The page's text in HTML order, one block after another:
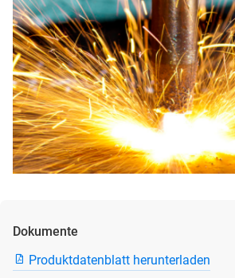
Dokumente
Produktdatenblatt herunterladen